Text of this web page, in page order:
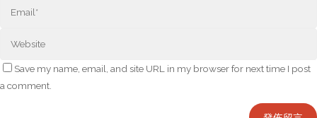
Save my name, email, and site URL in my browser for next time I post
a comment.